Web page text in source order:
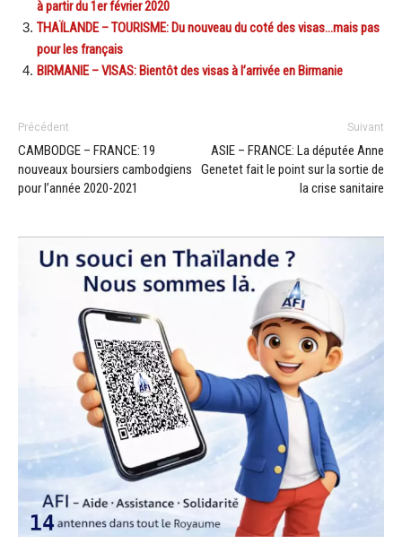
à partir du 1er février 2020
THAÏLANDE – TOURISME: Du nouveau du coté des visas…mais pas
pour les français
BIRMANIE – VISAS: Bientôt des visas à l’arrivée en Birmanie
Précédent
CAMBODGE – FRANCE: 19
nouveaux boursiers cambodgiens
pour l’année 2020-2021
Suivant
ASIE – FRANCE: La députée Anne
Genetet fait le point sur la sortie de
la crise sanitaire